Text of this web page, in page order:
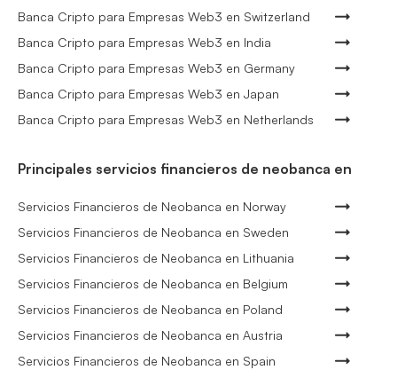
Banca Cripto para Empresas Web3 en Switzerland
Banca Cripto para Empresas Web3 en India
Banca Cripto para Empresas Web3 en Germany
Banca Cripto para Empresas Web3 en Japan
Banca Cripto para Empresas Web3 en Netherlands
Principales servicios financieros de neobanca en
Servicios Financieros de Neobanca en Norway
Servicios Financieros de Neobanca en Sweden
Servicios Financieros de Neobanca en Lithuania
Servicios Financieros de Neobanca en Belgium
Servicios Financieros de Neobanca en Poland
Servicios Financieros de Neobanca en Austria
Servicios Financieros de Neobanca en Spain